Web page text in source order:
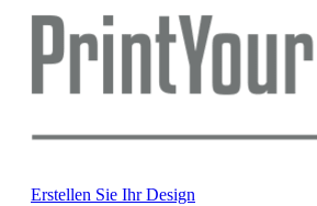
Erstellen Sie Ihr Design